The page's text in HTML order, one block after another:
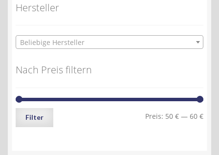
Hersteller
Beliebige Hersteller
Nach Preis filtern
Min.
Max.
Filter Preis: 50 € — 60 €